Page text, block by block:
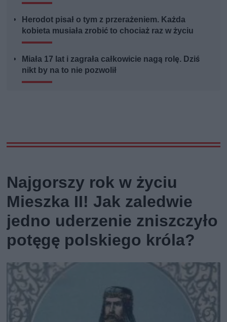
Herodot pisał o tym z przerażeniem. Każda
kobieta musiała zrobić to chociaż raz w życiu
Miała 17 lat i zagrała całkowicie nagą rolę. Dziś
nikt by na to nie pozwolił
Najgorszy rok w życiu
Mieszka II! Jak zaledwie
jedno uderzenie zniszczyło
potęgę polskiego króla?